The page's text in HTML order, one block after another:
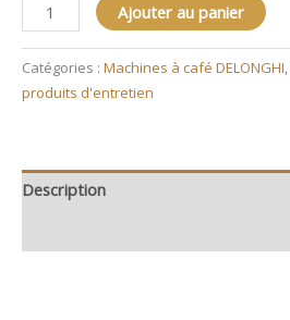
Ajouter au panier
Catégories : Machines à café DELONGHI,
produits d'entretien
Description